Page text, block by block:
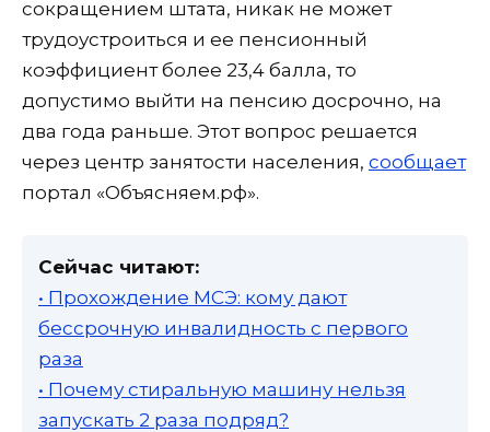
сокращением штата, никак не может
трудоустроиться и ее пенсионный
коэффициент более 23,4 балла, то
допустимо выйти на пенсию досрочно, на
два года раньше. Этот вопрос решается
через центр занятости населения, сообщает
портал «Объясняем.рф».
Сейчас читают:
• Прохождение МСЭ: кому дают
бессрочную инвалидность с первого
раза
• Почему стиральную машину нельзя
запускать 2 раза подряд?